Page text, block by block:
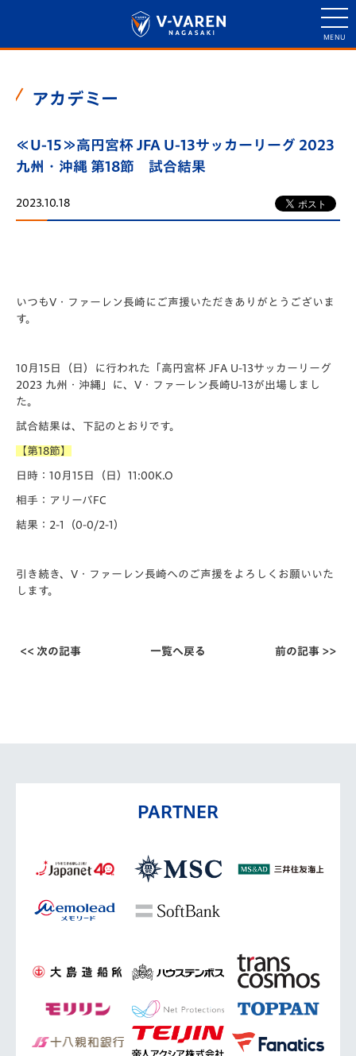
アカデミー
≪U-15≫高円宮杯 JFA U-13サッカーリーグ 2023
九州・沖縄 第18節 試合結果
2023.10.18
いつもV・ファーレン長崎にご声援いただきありがとうございま
す。
10月15日（日）に行われた「️高円宮杯 JFA U-13サッカーリーグ
2023 九州・沖縄」に、V・ファーレン長崎U-13が出場しまし
た。
試合結果は、下記のとおりです。
【第18節】
日時：10月15日（日）11:00K.O
相手：アリーバFC
結果：2-1（0-0/2-1）
引き続き、V・ファーレン長崎へのご声援をよろしくお願いいた
します。
<< 次の記事 一覧へ戻る 前の記事 >>
PARTNER